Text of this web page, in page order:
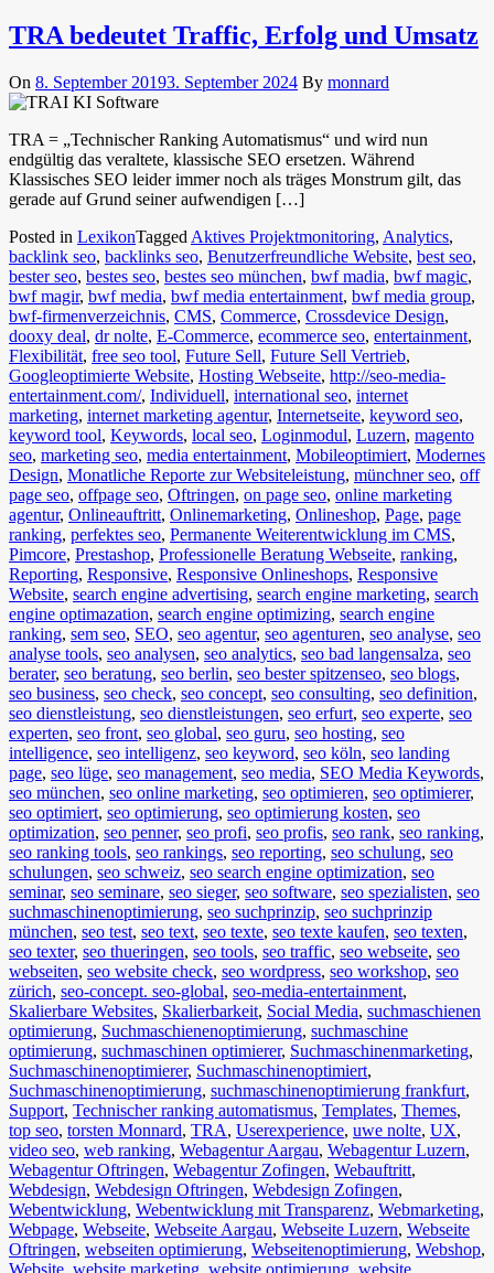
TRA bedeutet Traffic, Erfolg und Umsatz
On 8. September 20193. September 2024 By monnard
TRA = „Technischer Ranking Automatismus“ und wird nun
endgültig das veraltete, klassische SEO ersetzen. Während
Klassisches SEO leider immer noch als träges Monstrum gilt, das
gerade auf Grund seiner aufwendigen […]
Posted in LexikonTagged Aktives Projektmonitoring, Analytics,
backlink seo, backlinks seo, Benutzerfreundliche Website, best seo,
bester seo, bestes seo, bestes seo münchen, bwf madia, bwf magic,
bwf magir, bwf media, bwf media entertainment, bwf media group,
bwf-firmenverzeichnis, CMS, Commerce, Crossdevice Design,
dooxy deal, dr nolte, E-Commerce, ecommerce seo, entertainment,
Flexibilität, free seo tool, Future Sell, Future Sell Vertrieb,
Googleoptimierte Website, Hosting Webseite, http://seo-media-
entertainment.com/, Individuell, international seo, internet
marketing, internet marketing agentur, Internetseite, keyword seo,
keyword tool, Keywords, local seo, Loginmodul, Luzern, magento
seo, marketing seo, media entertainment, Mobileoptimiert, Modernes
Design, Monatliche Reporte zur Websiteleistung, münchner seo, off
page seo, offpage seo, Oftringen, on page seo, online marketing
agentur, Onlineauftritt, Onlinemarketing, Onlineshop, Page, page
ranking, perfektes seo, Permanente Weiterentwicklung im CMS,
Pimcore, Prestashop, Professionelle Beratung Webseite, ranking,
Reporting, Responsive, Responsive Onlineshops, Responsive
Website, search engine advertising, search engine marketing, search
engine optimazation, search engine optimizing, search engine
ranking, sem seo, SEO, seo agentur, seo agenturen, seo analyse, seo
analyse tools, seo analysen, seo analytics, seo bad langensalza, seo
berater, seo beratung, seo berlin, seo bester spitzenseo, seo blogs,
seo business, seo check, seo concept, seo consulting, seo definition,
seo dienstleistung, seo dienstleistungen, seo erfurt, seo experte, seo
experten, seo front, seo global, seo guru, seo hosting, seo
intelligence, seo intelligenz, seo keyword, seo köln, seo landing
page, seo lüge, seo management, seo media, SEO Media Keywords,
seo münchen, seo online marketing, seo optimieren, seo optimierer,
seo optimiert, seo optimierung, seo optimierung kosten, seo
optimization, seo penner, seo profi, seo profis, seo rank, seo ranking,
seo ranking tools, seo rankings, seo reporting, seo schulung, seo
schulungen, seo schweiz, seo search engine optimization, seo
seminar, seo seminare, seo sieger, seo software, seo spezialisten, seo
suchmaschinenoptimierung, seo suchprinzip, seo suchprinzip
münchen, seo test, seo text, seo texte, seo texte kaufen, seo texten,
seo texter, seo thueringen, seo tools, seo traffic, seo webseite, seo
webseiten, seo website check, seo wordpress, seo workshop, seo
zürich, seo-concept. seo-global, seo-media-entertainment,
Skalierbare Websites, Skalierbarkeit, Social Media, suchmaschienen
optimierung, Suchmaschienenoptimierung, suchmaschine
optimierung, suchmaschinen optimierer, Suchmaschinenmarketing,
Suchmaschinenoptimierer, Suchmaschinenoptimiert,
Suchmaschinenoptimierung, suchmaschinenoptimierung frankfurt,
Support, Technischer ranking automatismus, Templates, Themes,
top seo, torsten Monnard, TRA, Userexperience, uwe nolte, UX,
video seo, web ranking, Webagentur Aargau, Webagentur Luzern,
Webagentur Oftringen, Webagentur Zofingen, Webauftritt,
Webdesign, Webdesign Oftringen, Webdesign Zofingen,
Webentwicklung, Webentwicklung mit Transparenz, Webmarketing,
Webpage, Webseite, Webseite Aargau, Webseite Luzern, Webseite
Oftringen, webseiten optimierung, Webseitenoptimierung, Webshop,